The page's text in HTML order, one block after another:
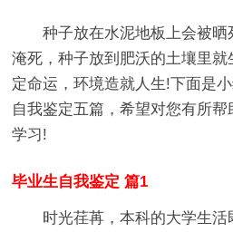
种子放在水泥地板上会被
淹死，种子放到肥沃的土壤里
定命运，环境造就人生!下面是
自我鉴定五篇，希望对您有所
学习!
毕业生自我鉴定 篇1
时光荏苒，本科的大学生